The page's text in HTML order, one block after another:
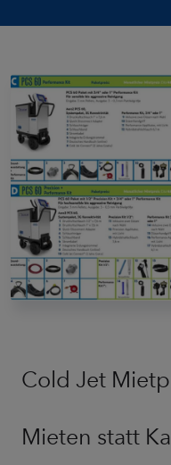
Cold Jet
Mieten statt